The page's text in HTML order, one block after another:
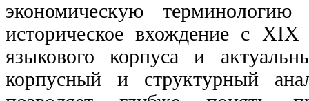
экономическую
историческое вхождение с
языкового корпуса и
корпусный и структурный